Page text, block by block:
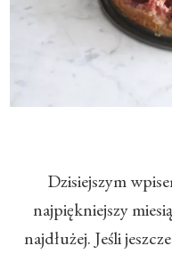
​Dzisiejszym
najpiękniejszy
najdłużej. Jeśli